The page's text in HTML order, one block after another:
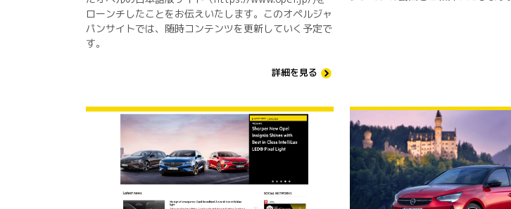
ローンチしたことをお伝えいたします。このオペルジャ
パンサイトでは、随時コンテンツを更新していく予定で
す。
詳細を見る